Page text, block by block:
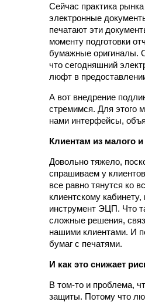
Сейчас практика
электронные
печатают эти
моменту подготовки
бумажные оригиналы.
что сегодняшний
люфт в
А вот внедрение
стремимся. Для этого
нами интерфейсы,
Клиентам из малого
Довольно тяжело,
спрашиваем у
все равно тянутся ко
клиентскому
инструмент ЭЦП. Что
сложные решения,
нашими клиентами. И
бумаг с печатями.
И как это снижает
В том-­то и проблема,
защиты. Потому что